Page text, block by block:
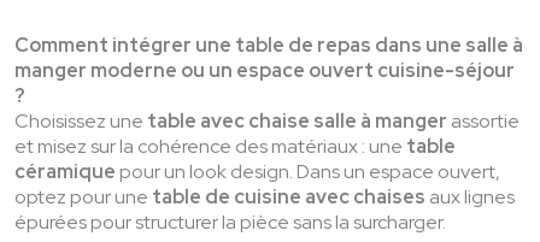
Comment intégrer une table de repas dans une salle à
manger moderne ou un espace ouvert cuisine-séjour
?
Choisissez une table avec chaise salle à manger assortie
et misez sur la cohérence des matériaux : une table
céramique pour un look design. Dans un espace ouvert,
optez pour une table de cuisine avec chaises aux lignes
épurées pour structurer la pièce sans la surcharger.